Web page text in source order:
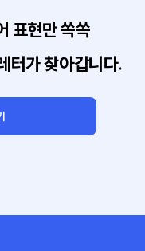
표현만 쏙쏙
터가 찾아갑니다.